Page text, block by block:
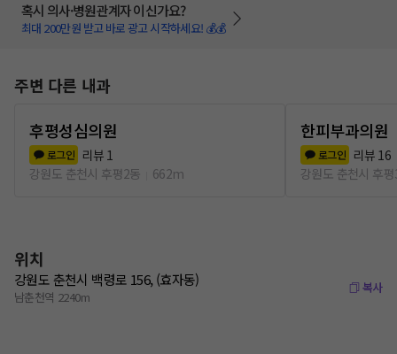
혹시 의사·병원관계자 이신가요?
최대 200만원 받고 바로 광고 시작하세요! 💰💰
주변 다른 내과
후평성심의원
로그인 리뷰 1
강원도 춘천시 후평2동
662m
한피부과의원
로그인 리뷰 16
강원도 춘천시 후
위치
강원도 춘천시 백령로 156, (효자동)
남춘천역 2240m
복사